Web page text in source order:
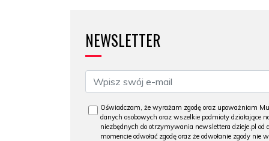
NEWSLETTER
Oświadczam, że wyrażam zgodę oraz upoważniam
danych osobowych oraz wszelkie podmioty działające
niezbędnych do otrzymywania newslettera dzieje.pl
momencie odwołać zgodę oraz że odwołanie zgody